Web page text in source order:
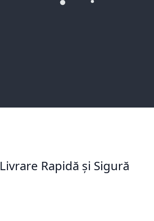
Livrare Rapidă și Sigură